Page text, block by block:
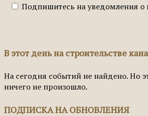
Подпишитесь на уведомления о
В этот день на строительстве
На сегодня событий не найдено. Но
ничего не произошло.
ПОДПИСКА НА ОБНОВЛЕНИЯ